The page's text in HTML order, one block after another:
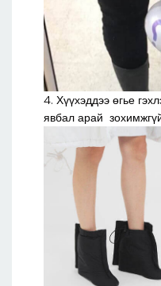
4. Хүүхэддээ өгье
явбал арай